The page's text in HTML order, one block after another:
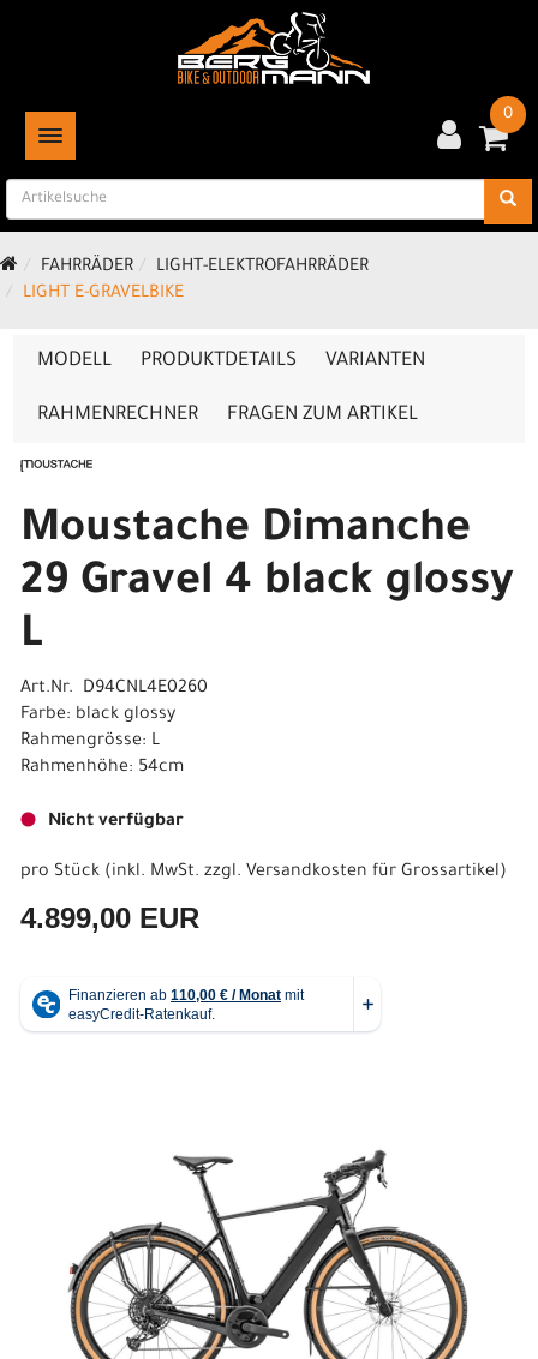
TOGGLE NAVIGATION
0
FAHRRÄDER
LIGHT-ELEKTROFAHRRÄDER
LIGHT E-GRAVELBIKE
MODELL PRODUKTDETAILS VARIANTEN
RAHMENRECHNER FRAGEN ZUM ARTIKEL
Moustache Dimanche
29 Gravel 4 black glossy
L
Art.Nr. D94CNL4E0260
Farbe: black glossy
Rahmengrösse: L
Rahmenhöhe: 54cm
Nicht verfügbar
pro Stück (inkl. MwSt. zzgl. Versandkosten für Grossartikel)
4.899,00 EUR